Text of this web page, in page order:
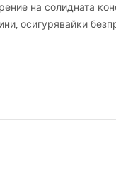
на солидната
осигурявайки
месинг, PVC, гума